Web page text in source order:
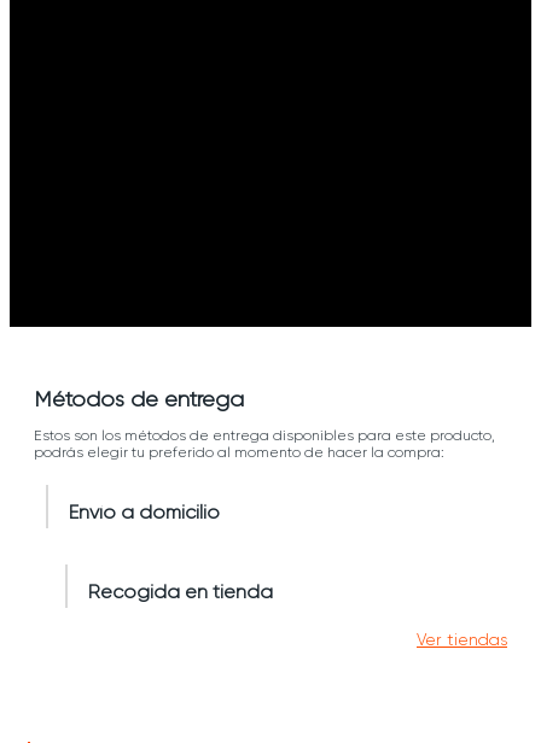
Métodos de entrega
Estos son los métodos de entrega disponibles para este producto,
podrás elegir tu preferido al momento de hacer la compra:
Envío a domicilio
Recogida en tienda
Ver tiendas